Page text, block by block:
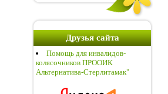
Друзья сайта
Помощь для инвалидов-
колясочников ПРООИК
Альтернатива-Стерлитамак"